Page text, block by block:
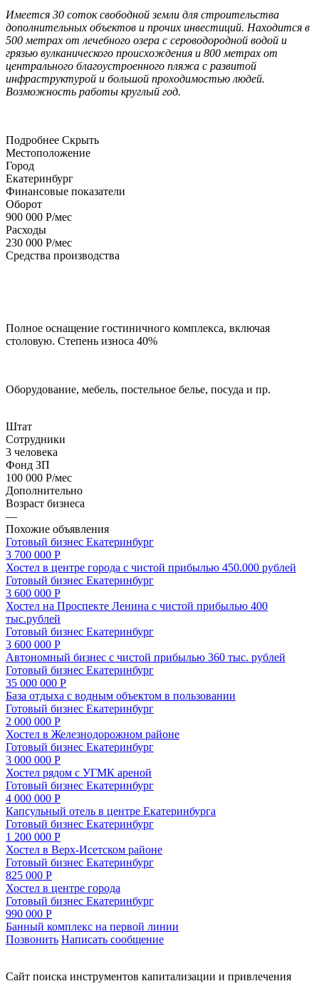
Имеется 30 соток свободной земли для строительства
дополнительных объектов и прочих инвестиций. Находится в
500 метрах от лечебного озера с сероводородной водой и
грязью вулканического происхождения и 800 метрах от
центрального благоустроенного пляжа с развитой
инфраструктурой и большой проходимостью людей.
Возможность работы круглый год.
Подробнее Скрыть
Местоположение
Город
Екатеринбург
Финансовые показатели
Оборот
900 000 Р/мес
Расходы
230 000 Р/мес
Средства производства
Полное оснащение гостиничного комплекса, включая
столовую. Степень износа 40%
Оборудование, мебель, постельное белье, посуда и пр.
Штат
Сотрудники
3 человека
Фонд ЗП
100 000 Р/мес
Дополнительно
Возраст бизнеса
—
Похожие объявления
Готовый бизнес Екатеринбург
3 700 000 Р
Хостел в центре города с чистой прибылью 450.000 рублей
Готовый бизнес Екатеринбург
3 600 000 Р
Хостел на Проспекте Ленина с чистой прибылью 400
тыс.рублей
Готовый бизнес Екатеринбург
3 600 000 Р
Автономный бизнес с чистой прибылью 360 тыс. рублей
Готовый бизнес Екатеринбург
35 000 000 Р
База отдыха с водным объектом в пользовании
Готовый бизнес Екатеринбург
2 000 000 Р
Хостел в Железнодорожном районе
Готовый бизнес Екатеринбург
3 000 000 Р
Хостел рядом с УГМК ареной
Готовый бизнес Екатеринбург
4 000 000 Р
Капсульный отель в центре Екатеринбурга
Готовый бизнес Екатеринбург
1 200 000 Р
Хостел в Верх-Исетском районе
Готовый бизнес Екатеринбург
825 000 Р
Хостел в центре города
Готовый бизнес Екатеринбург
990 000 Р
Банный комплекс на первой линии
Позвонить Написать сообщение
Cайт поиска инструментов капитализации и привлечения